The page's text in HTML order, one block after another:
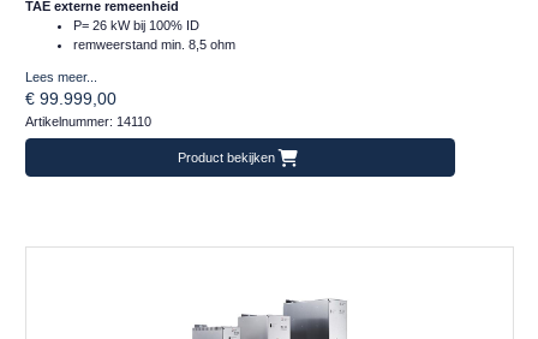
TAE externe remeenheid
P= 26 kW bij 100% ID
remweerstand min. 8,5 ohm
Lees meer...
€ 99.999,00
Artikelnummer: 14110
Product bekijken